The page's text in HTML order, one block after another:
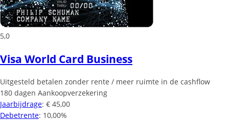
5,0
Visa World Card Business
Uitgesteld betalen zonder rente / meer ruimte in de cashflow
180 dagen Aankoopverzekering
Jaarbijdrage: € 45,00
Debetrente: 10,00%